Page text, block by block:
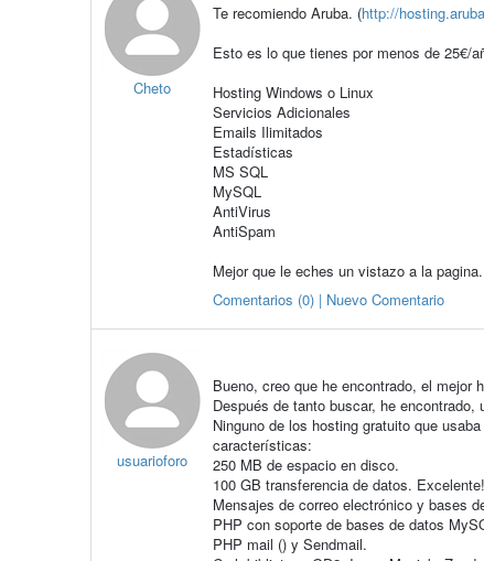
Cheto
Te recomiendo Aruba. (http://
Esto es lo que tienes por menos de 25€/
Hosting Windows o Linux
Servicios Adicionales
Emails Ilimitados
Estadísticas
MS SQL
MySQL
AntiVirus
AntiSpam
Mejor que le eches un vistazo a la
Comentarios (0) | Nuevo Comentario
usuarioforo
Bueno, creo que he encontrado, el mejor
Después de tanto buscar, he
Ninguno de los hosting gratuito que
características:
250 MB de espacio en disco.
100 GB transferencia de datos.
Mensajes de correo electrónico y bases
PHP con soporte de bases de datos
PHP mail () y Sendmail.